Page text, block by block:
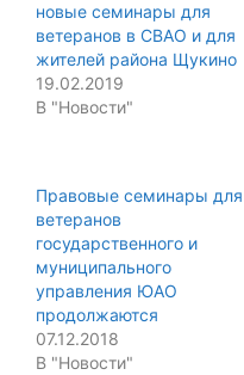
новые семинары для
ветеранов в СВАО и для
жителей района Щукино
19.02.2019
В "Новости"
Правовые семинары для
ветеранов
государственного и
муниципального
управления ЮАО
продолжаются
07.12.2018
В "Новости"